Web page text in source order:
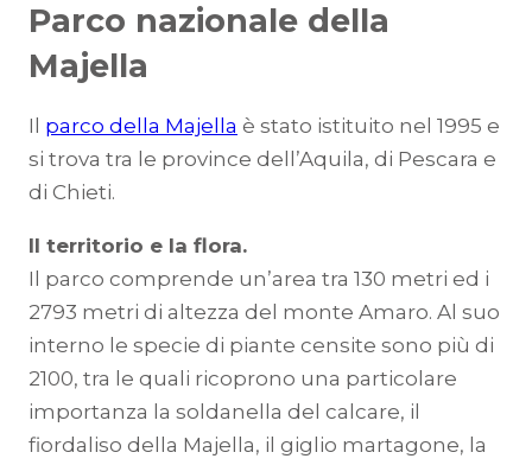
Parco nazionale della
Majella
Il parco della Majella è stato istituito nel 1995 e
si trova tra le province dell’Aquila, di Pescara e
di Chieti.
Il territorio e la flora.
Il parco comprende un’area tra 130 metri ed i
2793 metri di altezza del monte Amaro. Al suo
interno le specie di piante censite sono più di
2100, tra le quali ricoprono una particolare
importanza la soldanella del calcare, il
fiordaliso della Majella, il giglio martagone, la